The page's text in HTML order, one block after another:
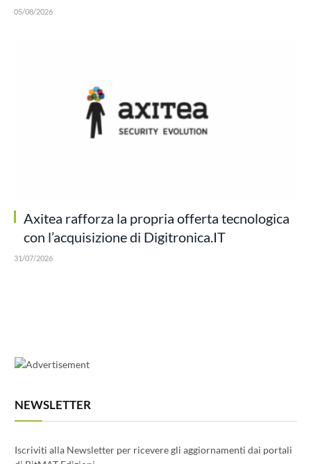
05/08/2026
Axitea rafforza la propria offerta tecnologica
con l’acquisizione di Digitronica.IT
31/07/2026
NEWSLETTER
Iscriviti alla Newsletter per ricevere gli aggiornamenti dai portali